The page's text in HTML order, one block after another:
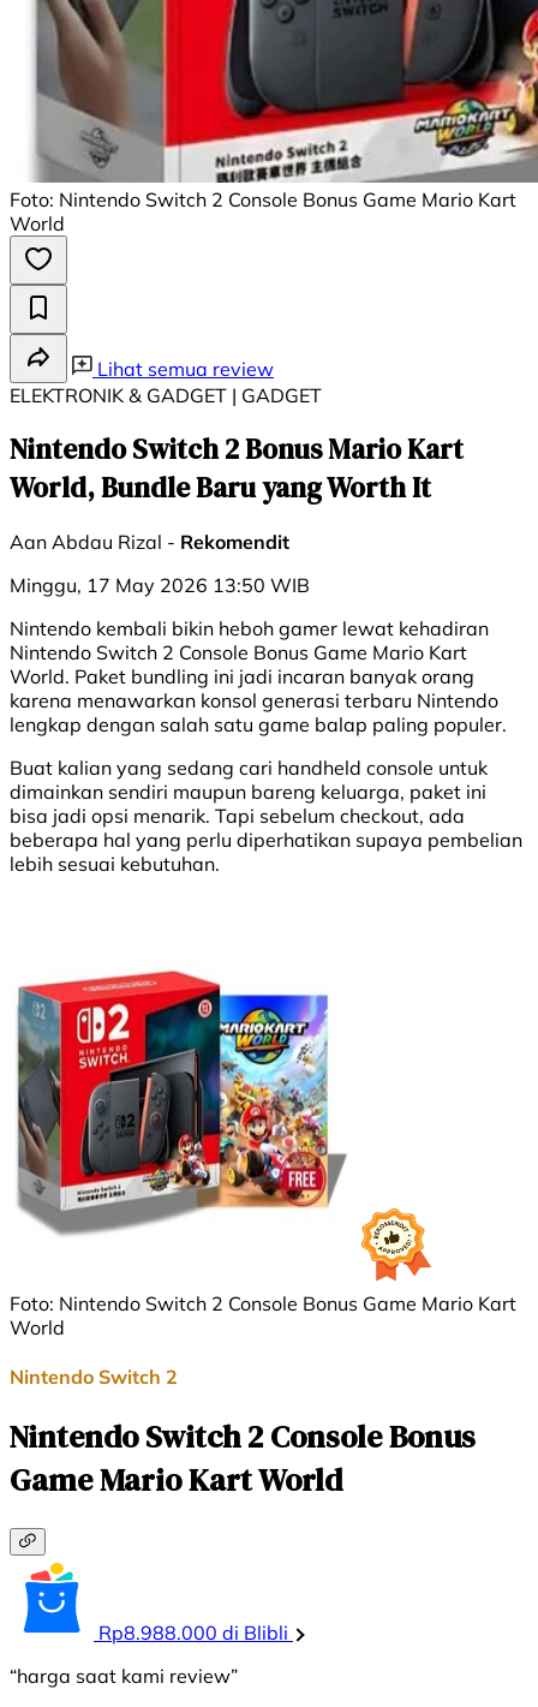
Foto: Nintendo Switch 2 Console Bonus Game Mario Kart
World
Lihat semua review
ELEKTRONIK & GADGET | GADGET
Nintendo Switch 2 Bonus Mario Kart
World, Bundle Baru yang Worth It
Aan Abdau Rizal - Rekomendit
Minggu, 17 May 2026 13:50 WIB
Nintendo kembali bikin heboh gamer lewat kehadiran
Nintendo Switch 2 Console Bonus Game Mario Kart
World. Paket bundling ini jadi incaran banyak orang
karena menawarkan konsol generasi terbaru Nintendo
lengkap dengan salah satu game balap paling populer.
Buat kalian yang sedang cari handheld console untuk
dimainkan sendiri maupun bareng keluarga, paket ini
bisa jadi opsi menarik. Tapi sebelum checkout, ada
beberapa hal yang perlu diperhatikan supaya pembelian
lebih sesuai kebutuhan.
Foto: Nintendo Switch 2 Console Bonus Game Mario Kart
World
Nintendo Switch 2
Nintendo Switch 2 Console Bonus
Game Mario Kart World
Rp8.988.000 di Blibli
“harga saat kami review”